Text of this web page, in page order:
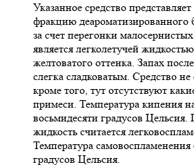
Указанное средство
фракцию деароматизированного
за счет перегонки
является легколетучей
желтоватого оттенка. Запах
слегка сладковатым. Средство
кроме того, тут отсутствуют
примеси. Температура кипения
восьмидесяти градусов
жидкость считается
Температура самовоспламенения
градусов Цельсия.